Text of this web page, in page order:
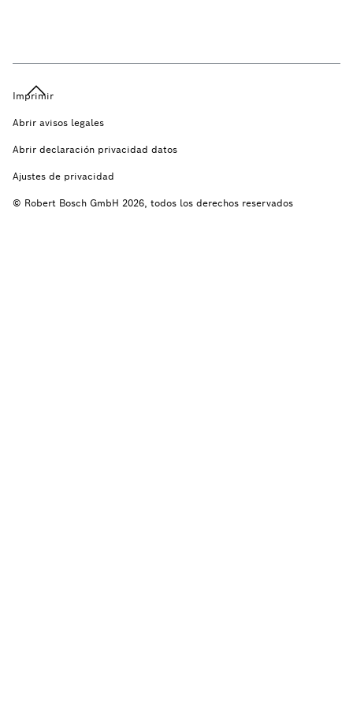
Imprimir
Abrir avisos legales
Abrir declaración privacidad datos
Ajustes de privacidad
© Robert Bosch GmbH 2026, todos los derechos reservados